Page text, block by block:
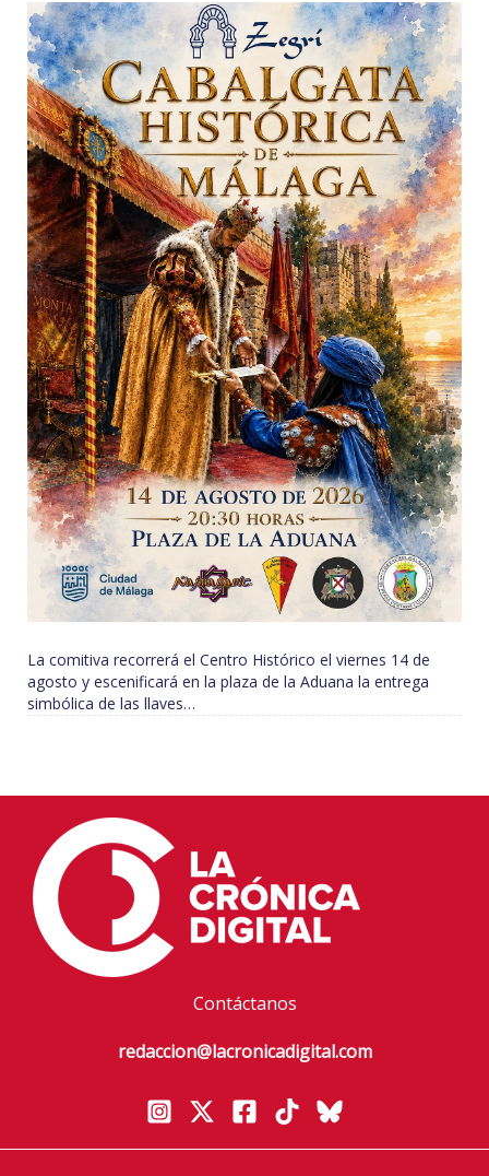
La comitiva recorrerá el Centro Histórico el viernes 14 de
agosto y escenificará en la plaza de la Aduana la entrega
simbólica de las llaves…
Contáctanos
redaccion@lacronicadigital.com